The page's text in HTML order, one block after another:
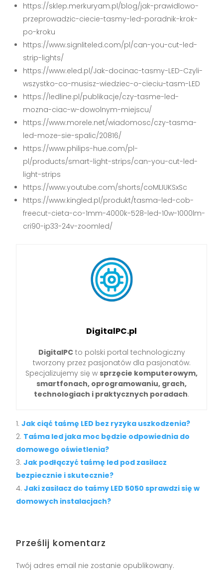
https://sklep.merkuryam.pl/blog/jak-prawidlowo-
przeprowadzic-ciecie-tasmy-led-poradnik-krok-
po-kroku
https://www.signliteled.com/pl/can-you-cut-led-
strip-lights/
https://www.eled.pl/Jak-docinac-tasmy-LED-Czyli-
wszystko-co-musisz-wiedziec-o-cieciu-tasm-LED
https://ledline.pl/publikacje/czy-tasme-led-
mozna-ciac-w-dowolnym-miejscu/
https://www.morele.net/wiadomosc/czy-tasma-
led-moze-sie-spalic/20816/
https://www.philips-hue.com/pl-
pl/products/smart-light-strips/can-you-cut-led-
light-strips
https://www.youtube.com/shorts/coMLIUKSxSc
https://www.kingled.pl/produkt/tasma-led-cob-
freecut-cieta-co-1mm-4000k-528-led-10w-1000lm-
cri90-ip33-24v-zoomled/
DigitalPC.pl
DigitalPCto polski portal technologiczny
tworzony przez pasjonatów dla pasjonatów.
Specjalizujemy się w sprzęcie komputerowym,
smartfonach, oprogramowaniu, grach,
technologiach i praktycznych poradach.
Jak ciąć taśmę LED bez ryzyka uszkodzenia?
Taśma led jaka moc będzie odpowiednia do
domowego oświetlenia?
Jak podłączyć taśmę led pod zasilacz
bezpiecznie i skutecznie?
Jaki zasilacz do taśmy LED 5050 sprawdzi się w
domowych instalacjach?
Prześlij komentarz
Twój adres email nie zostanie opublikowany.